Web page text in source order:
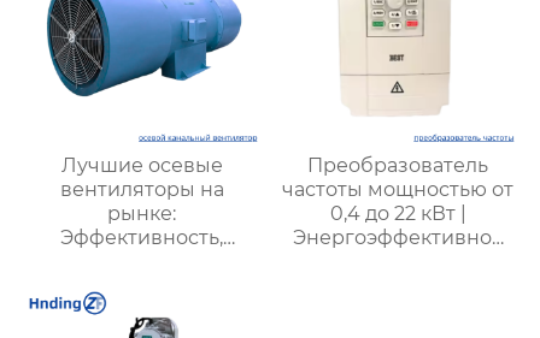
Лучшие осевые
вентиляторы на
рынке:
Эффективность,
низкий шум
Преобразователь
частоты мощностью от
0,4 до 22 кВт |
Энергоэффективное